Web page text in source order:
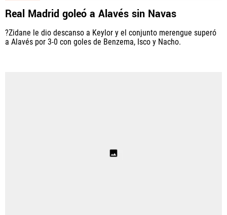
Real Madrid goleó a Alavés sin Navas
?Zidane le dio descanso a Keylor y el conjunto merengue superó
a Alavés por 3-0 con goles de Benzema, Isco y Nacho.